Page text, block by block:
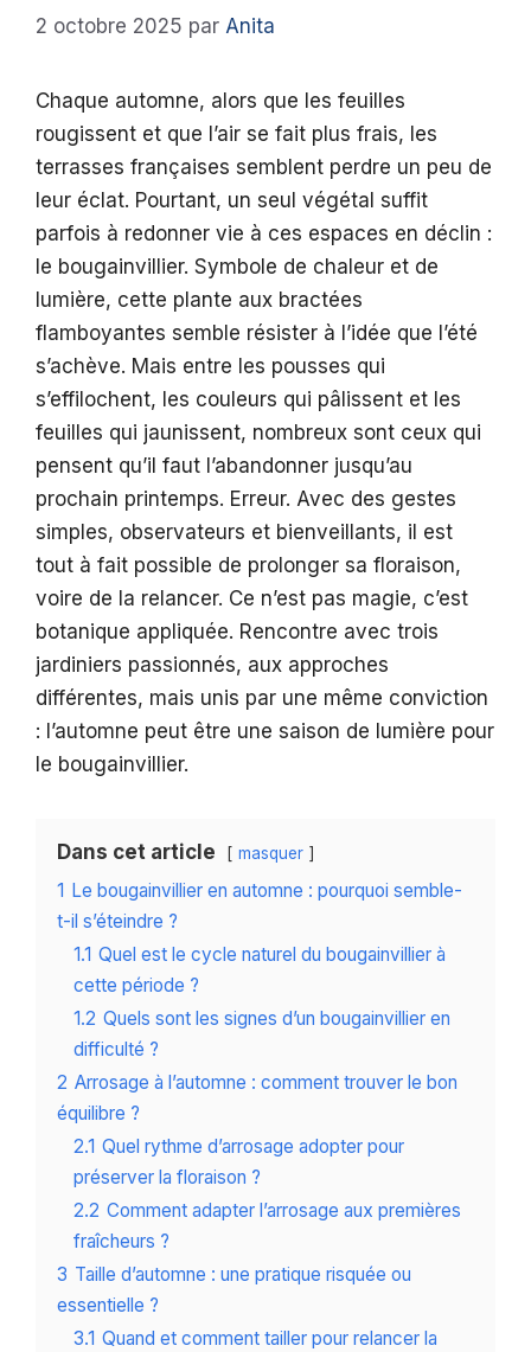
2 octobre 2025 par Anita
Chaque automne, alors que les feuilles
rougissent et que l’air se fait plus frais, les
terrasses françaises semblent perdre un peu de
leur éclat. Pourtant, un seul végétal suffit
parfois à redonner vie à ces espaces en déclin :
le bougainvillier. Symbole de chaleur et de
lumière, cette plante aux bractées
flamboyantes semble résister à l’idée que l’été
s’achève. Mais entre les pousses qui
s’effilochent, les couleurs qui pâlissent et les
feuilles qui jaunissent, nombreux sont ceux qui
pensent qu’il faut l’abandonner jusqu’au
prochain printemps. Erreur. Avec des gestes
simples, observateurs et bienveillants, il est
tout à fait possible de prolonger sa floraison,
voire de la relancer. Ce n’est pas magie, c’est
botanique appliquée. Rencontre avec trois
jardiniers passionnés, aux approches
différentes, mais unis par une même conviction
: l’automne peut être une saison de lumière pour
le bougainvillier.
Dans cet article masquer
1 Le bougainvillier en automne : pourquoi semble-
t-il s’éteindre ?
1.1 Quel est le cycle naturel du bougainvillier à
cette période ?
1.2 Quels sont les signes d’un bougainvillier en
difficulté ?
2 Arrosage à l’automne : comment trouver le bon
équilibre ?
2.1 Quel rythme d’arrosage adopter pour
préserver la floraison ?
2.2 Comment adapter l’arrosage aux premières
fraîcheurs ?
3 Taille d’automne : une pratique risquée ou
essentielle ?
3.1 Quand et comment tailler pour relancer la